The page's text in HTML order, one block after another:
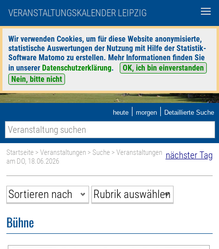
VERANSTALTUNGSKALENDER LEIPZIG
Wir verwenden Cookies, um für diese Website anonymisierte,
statistische Auswertungen der Nutzung mit Hilfe der Statistik-
Software Matomo zu erstellen. Mehr Informationen finden Sie
in unserer Datenschutzerklärung.
OK, ich bin einverstanden
Nein, bitte nicht
heute | morgen | Detaillierte Suche
nächster Tag
Startseite >Veranstaltungen > Suche > Veranstaltungen
am DO, 18.06.2026
Bühne